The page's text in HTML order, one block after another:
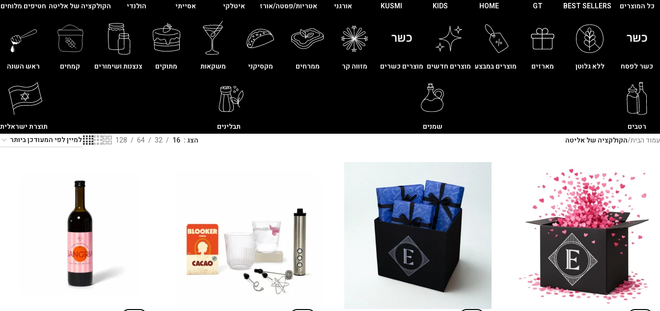
כל המוצרים BEST SELLERS
GT
HOME
KIDS
KUSMI אורגני אטריות/פסטה/אורז איטלקי אסייתי הולנדי הקולקציה של אליטה חטיפים מלוחים
כשר לפסח ללא גלוטן מארזים מוצרים במבצע מוצרים חדשים מוצרים כשרים מזווה קר ממרחים מקסיקני משקאות מתוקים צנצנות ושימורים קמחים ראש השנה
רטבים שמנים תבלינים
תוצרת ישראלית
עמוד הבית/הקולקציה של אליטה הצג 16
32
64
128